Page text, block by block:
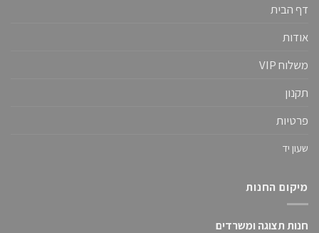
דף הבית
אודות
משלוח VIP
תקנון
פרטיות
שעון יד
מיקום החנות
חנות תצוגה ומשרדים